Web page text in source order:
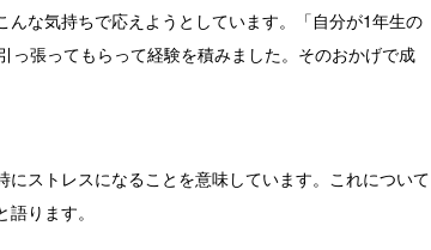
な気持ちで応えようとしています。「自分が1年生の
張ってもらって経験を積みました。そのおかげで成
ストレスになることを意味しています。これについて
ります。